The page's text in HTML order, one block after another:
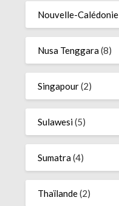
Nouvelle-Calédonie
Nusa Tenggara(8)
Singapour(2)
Sulawesi(5)
Sumatra(4)
Thaïlande(2)